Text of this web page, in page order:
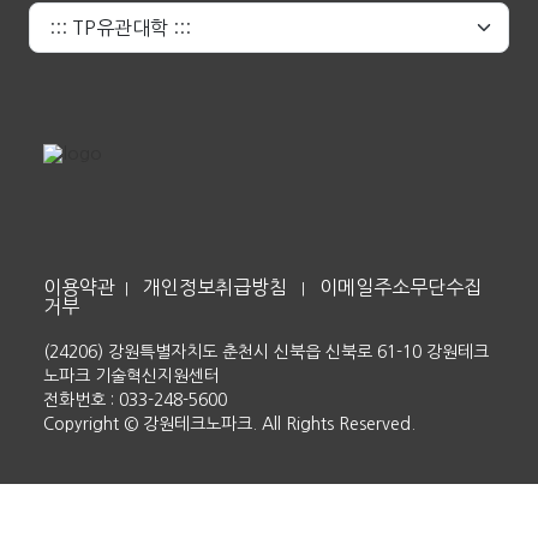
이용약관 개인정보취급방침
이메일주소무단수집
거부
(24206) 강원특별자치도 춘천시 신북읍 신북로 61-10 강원테크
노파크 기술혁신지원센터
전화번호 : 033-248-5600
Copyright © 강원테크노파크. All Rights Reserved.